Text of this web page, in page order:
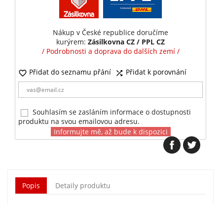
Nákup v České republice doručíme
kurýrem: Zásilkovna CZ / PPL CZ
/ Podrobnosti a doprava do dalších zemí /
 Přidat do seznamu přání  Přidat k porovnání
Souhlasím se zasláním informace o dostupnosti
produktu na svou emailovou adresu.
Informujte mě, až bude k dispozici
Popis Detaily produktu